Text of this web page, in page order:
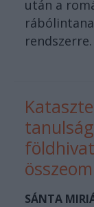
után a
rendszerre.
SÁNTA